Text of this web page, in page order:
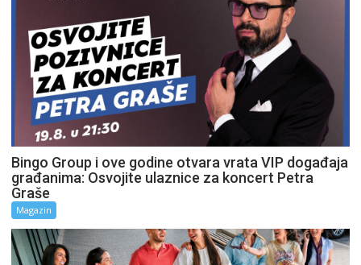
Bingo Group i ove godine otvara vrata VIP događaja
građanima: Osvojite ulaznice za koncert Petra
Graše
Magazin